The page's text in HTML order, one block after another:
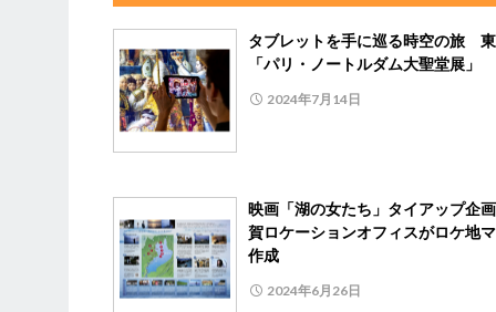
タブレットを手に巡る時空の旅
「パリ・ノートルダム大聖堂展」
2024年7月14日
映画「湖の女たち」タイアップ企
賀ロケーションオフィスがロケ地
作成
2024年6月26日